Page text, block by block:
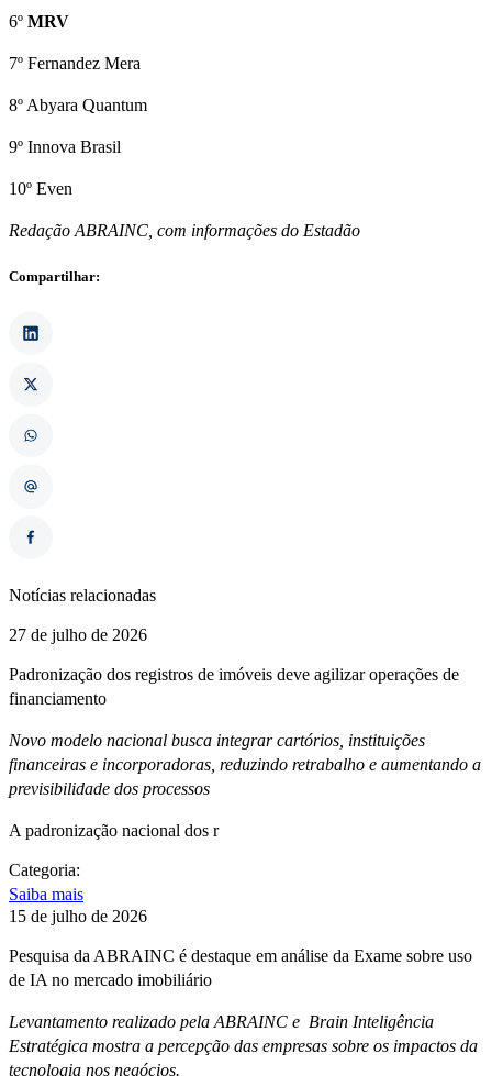
6º MRV
7º Fernandez Mera
8º Abyara Quantum
9º Innova Brasil
10º Even
Redação ABRAINC, com informações do Estadão
Compartilhar:
Notícias relacionadas
27 de julho de 2026
Padronização dos registros de imóveis deve agilizar operações de
financiamento
Novo modelo nacional busca integrar cartórios, instituições
financeiras e incorporadoras, reduzindo retrabalho e aumentando a
previsibilidade dos processos
A padronização nacional dos r
Categoria:
Saiba mais
15 de julho de 2026
Pesquisa da ABRAINC é destaque em análise da Exame sobre uso
de IA no mercado imobiliário
Levantamento realizado pela ABRAINC e Brain Inteligência
Estratégica mostra a percepção das empresas sobre os impactos da
tecnologia nos negócios.